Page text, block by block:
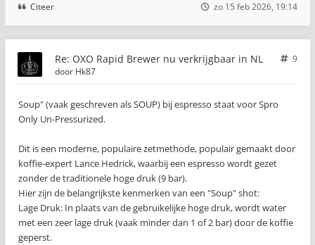
Citeer zo 15 feb 2026, 19:14
Re: OXO Rapid Brewer nu verkrijgbaar in NL
9
door Hk87
Soup" (vaak geschreven als SOUP) bij espresso staat voor Spro
Only Un-Pressurized.
Dit is een moderne, populaire zetmethode, populair gemaakt door
koffie-expert Lance Hedrick, waarbij een espresso wordt gezet
zonder de traditionele hoge druk (9 bar).
Hier zijn de belangrijkste kenmerken van een "Soup" shot:
Lage Druk: In plaats van de gebruikelijke hoge druk, wordt water
met een zeer lage druk (vaak minder dan 1 of 2 bar) door de koffie
geperst.